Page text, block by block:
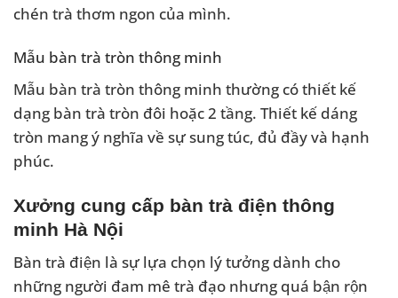
chén trà thơm ngon của mình.
Mẫu bàn trà tròn thông minh
Mẫu bàn trà tròn thông minh thường có thiết kế
dạng bàn trà tròn đôi hoặc 2 tầng. Thiết kế dáng
tròn mang ý nghĩa về sự sung túc, đủ đầy và hạnh
phúc.
Xưởng cung cấp bàn trà điện thông
minh Hà Nội
Bàn trà điện là sự lựa chọn lý tưởng dành cho
những người đam mê trà đạo nhưng quá bận rộn